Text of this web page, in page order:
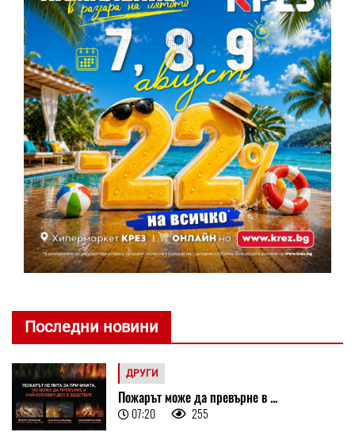
Последни новини
ДРУГИ
Пожарът може да превърне в ...
07:20 255